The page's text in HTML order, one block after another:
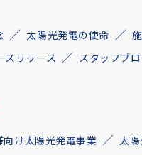
太陽光発電の使命
スリリース スタッフブ
向け太陽光発電事業 太